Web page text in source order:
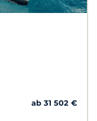
ab 31 502 €